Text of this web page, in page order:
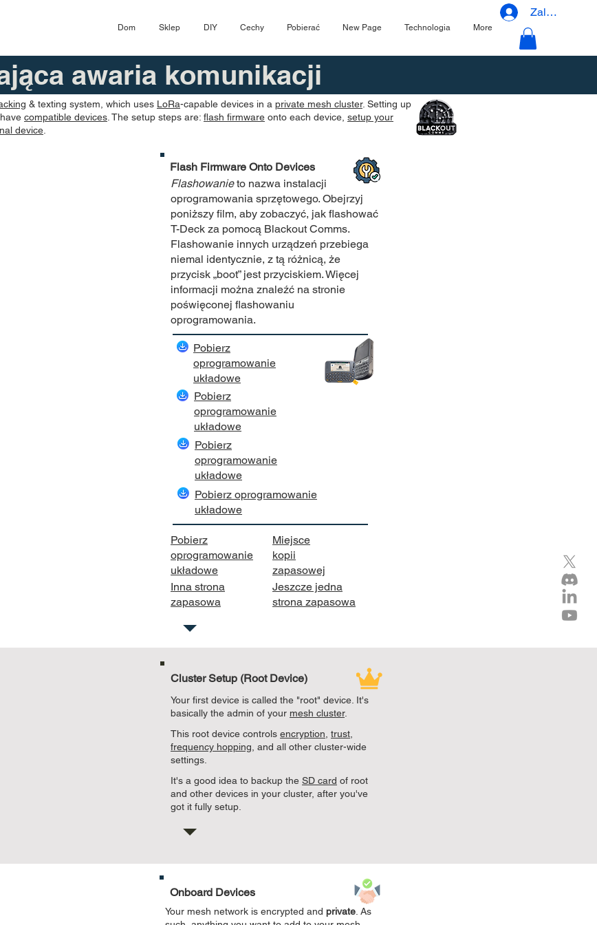
Dom Sklep DIY Cechy Pobierać New Page Technologia More
Zaloguj się
awaria komunikacji
& texting system, which uses LoRa-capable devices in a private mesh cluster. Setting up
compatible devices. The setup steps are: flash firmware onto each device, setup your
device.
Flashowanieto nazwa instalacji
oprogramowania sprzętowego. Obejrzyj
poniższy film, aby zobaczyć, jak flashować
T-Deck za pomocą Blackout Comms.
Flashowanie innych urządzeń przebiega
niemal identycznie, z tą różnicą, że
przycisk „boot” jest przyciskiem. Więcej
informacji można znaleźć na stronie
poświęconej flashowaniu
oprogramowania.
Flash Firmware Onto Devices
Pobierz
oprogramowanie
układowe
Pobierz
oprogramowanie
układowe
Pobierz
oprogramowanie
układowe
Pobierz oprogramowanie
układowe
Pobierz
oprogramowanie
układowe
Inna strona
zapasowa
Miejsce
kopii
zapasowej
Jeszcze jedna
strona zapasowa
Cluster Setup (Root Device)
Your first device is called the "root" device. It's
basically the admin of your mesh cluster.
This root device controls encryption, trust,
frequency hopping, and all other cluster-wide
settings.
It's a good idea to backup the SD card of root
and other devices in your cluster, after you've
got it fully setup.
Onboard Devices
Your mesh network is encrypted and private. As